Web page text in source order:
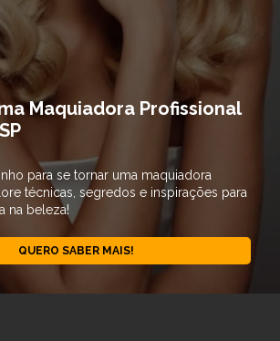
Maquiadora Profissional
para se tornar uma maquiadora
técnicas, segredos e inspirações para
na beleza!
QUERO SABER MAIS!